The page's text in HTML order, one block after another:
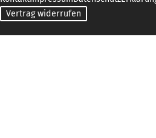
Vertrag widerrufen